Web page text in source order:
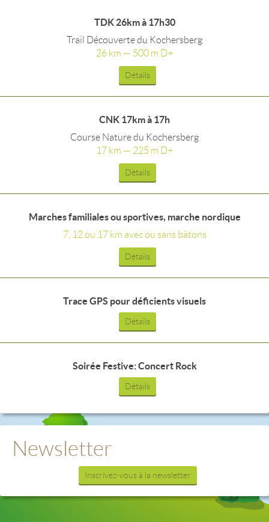
TDK 26km à 17h30
Trail Découverte du Kochersberg
26 km — 500 m D+
Détails
CNK 17km à 17h
Course Nature du Kochersberg
17 km — 225 m D+
Détails
Marches familiales ou sportives, marche nordique
7, 12 ou 17 km avec ou sans bâtons
Détails
Trace GPS pour déficients visuels
Détails
Soirée Festive: Concert Rock
Détails
Newsletter
Inscrivez-vous à la newsletter